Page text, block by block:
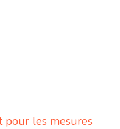
pour les mesures